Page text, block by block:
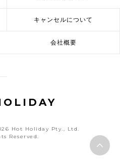
キャンセルについて
会社概要
Hot Holiday Pty., Ltd.
Reserved.